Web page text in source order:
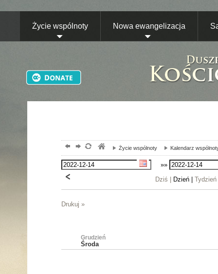
Życie wspólnoty Nowa ewangelizacja
Życie wspólnoty Kalendarz
»»
Dziś |
Dzień | Tydzień
Drukuj »
Grudzień
Środa